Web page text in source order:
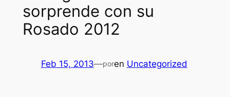
sorprende con su
Rosado 2012
Feb 15, 2013—poren Uncategorized